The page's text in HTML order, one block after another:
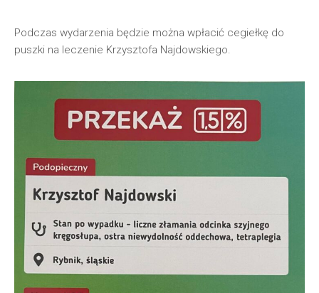
Podczas wydarzenia będzie można wpłacić cegiełkę do
puszki na leczenie Krzysztofa Najdowskiego.